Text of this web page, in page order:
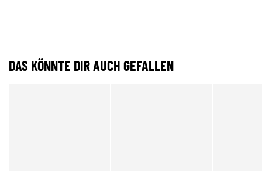
DAS KÖNNTE DIR AUCH GEFALLEN